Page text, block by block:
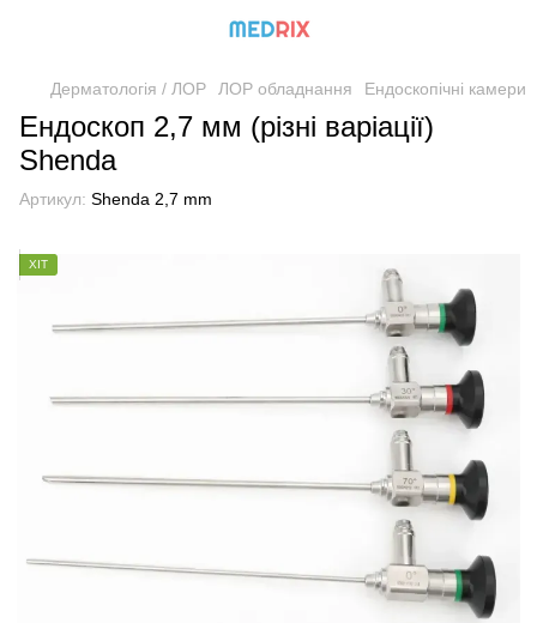
Дерматологія / ЛОР ЛОР обладнання Ендоскопічні камери
Ендоскоп 2,7 мм (різні варіації)
Shenda
Артикул: Shenda 2,7 mm
ХІТ